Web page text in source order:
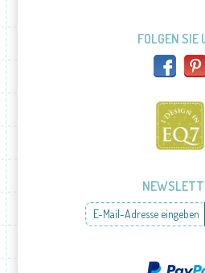
FOLGEN SIE
E-Mail-Adresse eingeben